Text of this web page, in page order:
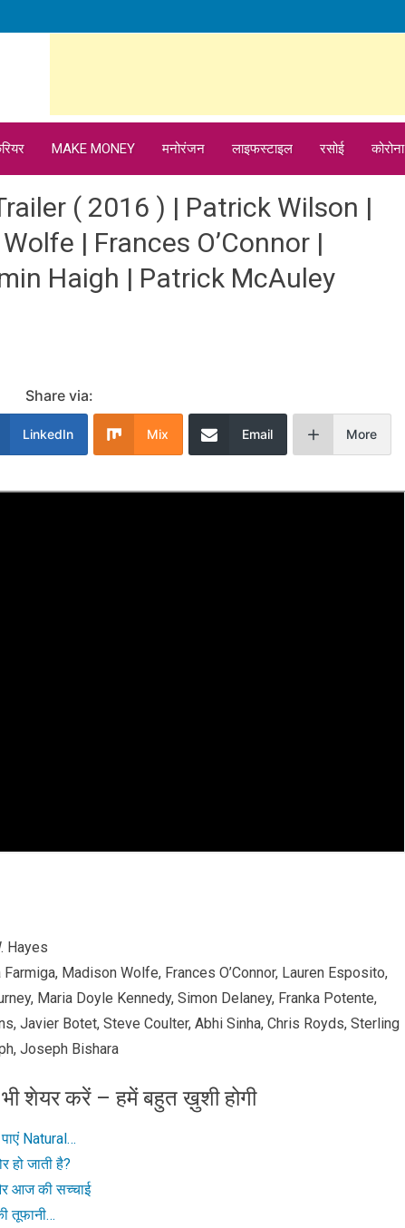
MAKE MONEY मनोरंजन लाइफस्टाइल रसोई कोरोना
( 2016 ) | Patrick Wilson |
| Frances O’Connor |
Haigh | Patrick McAuley
Share via:
LinkedIn Mix Email More
Hayes
Madison Wolfe, Frances O’Connor, Lauren Esposito,
Maria Doyle Kennedy, Simon Delaney, Franka Potente,
Javier Botet, Steve Coulter, Abhi Sinha, Chris Royds, Sterling
Joseph Bishara
भी शेयर करें – हमें बहुत ख़ुशी होगी
Natural…
हो जाती है?
आज की सच्चाई
तूफानी…